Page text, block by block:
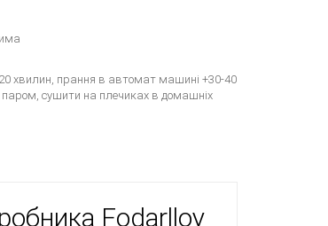
хвилин, прання в автомат машині +30-40
сушити на плечиках в домашніх
Fodarlloy